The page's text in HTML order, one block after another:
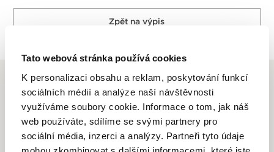
Tato webová stránka používá cookies
K personalizaci obsahu a reklam, poskytování funkcí
sociálních médií a analýze naší návštěvnosti
využíváme soubory cookie. Informace o tom, jak náš
web používáte, sdílíme se svými partnery pro
sociální média, inzerci a analýzy. Partneři tyto údaje
Zpět na výpis
ALTMAN DIAMOND